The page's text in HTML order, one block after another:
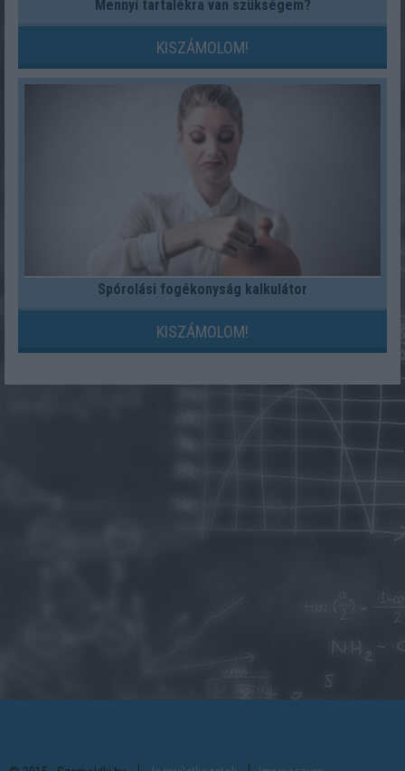
Mennyi tartalékra van szükségem?
KISZÁMOLOM!
Spórolási fogékonyság kalkulátor
KISZÁMOLOM!